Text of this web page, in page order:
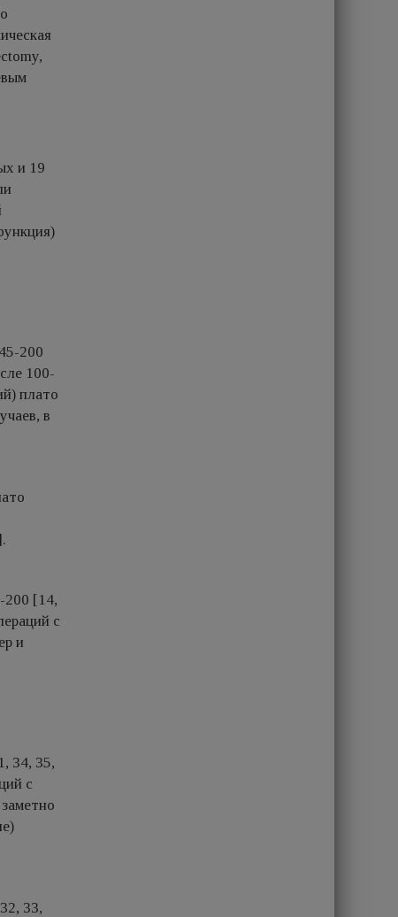
и 19
200
100-
плато
в
200 [14,
с
и
34, 35,
с
33,